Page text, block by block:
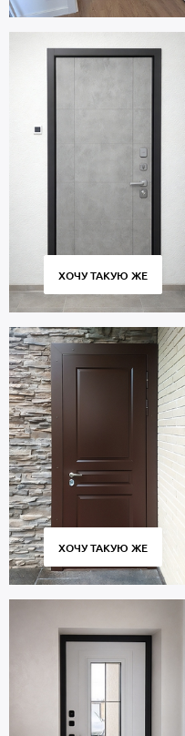
ХОЧУ ТАКУЮ ЖЕ
ХОЧУ ТАКУЮ ЖЕ